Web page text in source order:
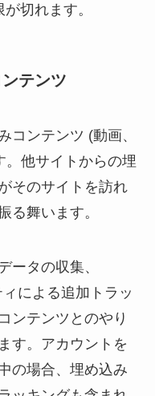
切れます。
テンツ
コンテンツ (動画、
。他サイトからの埋
そのサイトを訪れ
る舞います。
ータの収集、
による追加トラッ
ンテンツとのやり
す。アカウントを
の場合、埋め込み